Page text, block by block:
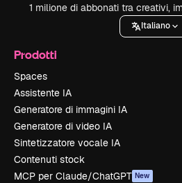
1 milione di abbonati tra creativi,
Italiano
Prodotti
Spaces
Assistente IA
Generatore di immagini IA
Generatore di video IA
Sintetizzatore vocale IA
Contenuti stock
MCP per Claude/ChatGPT New